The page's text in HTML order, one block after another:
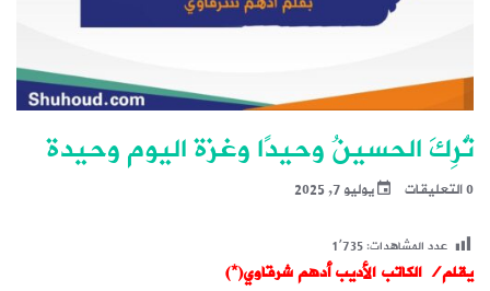
تُرِكَ الحسينُ وحيدًا وغزة اليوم وحيدة
0 التعليقات يوليو 7, 2025
عدد المشاهدات:1٬735
يقلم/ الكاتب الأديب أدهم شرقاوي(*)